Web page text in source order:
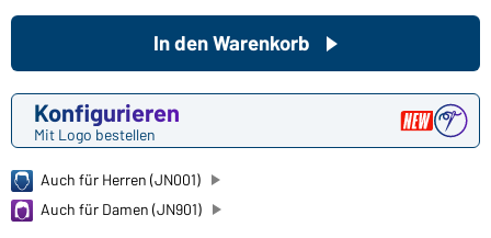
Konfigurieren
Mit Logo bestellen
In den Warenkorb
Auch für Herren (JN001)
Auch für Damen (JN901)